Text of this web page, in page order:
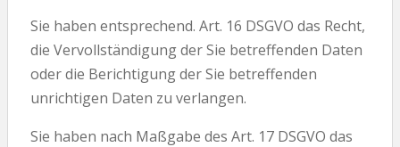
Sie haben entsprechend. Art. 16 DSGVO das Recht,
die Vervollständigung der Sie betreffenden Daten
oder die Berichtigung der Sie betreffenden
unrichtigen Daten zu verlangen.
Sie haben nach Maßgabe des Art. 17 DSGVO das